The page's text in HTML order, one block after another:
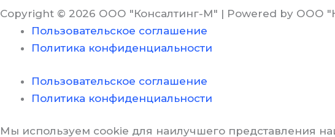
Copyright © 2026 ООО "Консалтинг-М" | Powered by ООО
Пользовательское соглашение
Политика конфиденциальности
Пользовательское соглашение
Политика конфиденциальности
Мы используем cookie для наилучшего представления